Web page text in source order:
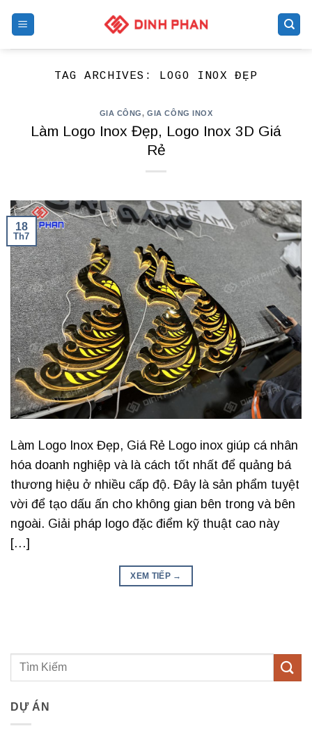
TAG ARCHIVES: LOGO INOX ĐẸP
GIA CÔNG,GIA CÔNG INOX
Làm Logo Inox Đẹp, Logo Inox 3D Giá
Rẻ
18
Th7
Làm Logo Inox Đẹp, Giá Rẻ Logo inox giúp cá nhân
hóa doanh nghiệp và là cách tốt nhất để quảng bá
thương hiệu ở nhiều cấp độ. Đây là sản phẩm tuyệt
vời để tạo dấu ấn cho không gian bên trong và bên
ngoài. Giải pháp logo đặc điểm kỹ thuật cao này
[…]
XEM TIẾP →
DỰ ÁN